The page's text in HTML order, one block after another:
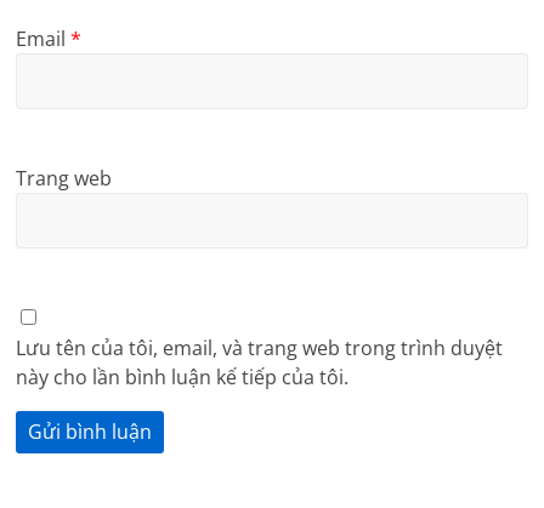
Email*
Trang web
Lưu tên của tôi, email, và trang web trong trình duyệt
này cho lần bình luận kế tiếp của tôi.